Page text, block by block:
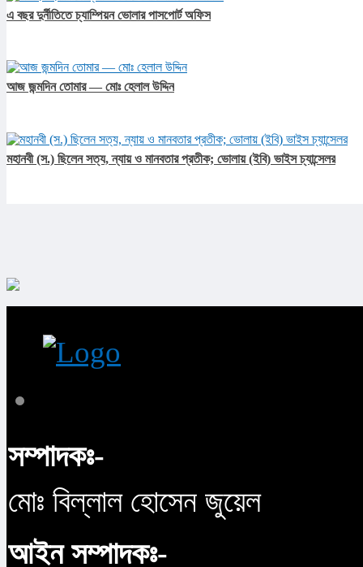
এ বছর দুর্নীতিতে চ্যাম্পিয়ন ভোলার পাসপোর্ট অফিস
আজ জন্মদিন তোমার — মোঃ হেলাল উদ্দিন
মহানবী (স.) ছিলেন সত্য, ন্যায় ও মানবতার প্রতীক; ভোলায় (ইবি) ভাইস চ্যান্সেলর
সম্পাদকঃ-
মোঃ বিল্লাল হোসেন জুয়েল
আইন সম্পাদকঃ-